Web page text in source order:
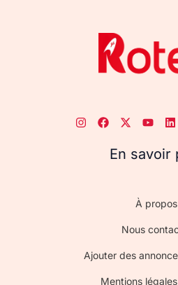
En savoir
À propos
Nous
Ajouter des
Mentions